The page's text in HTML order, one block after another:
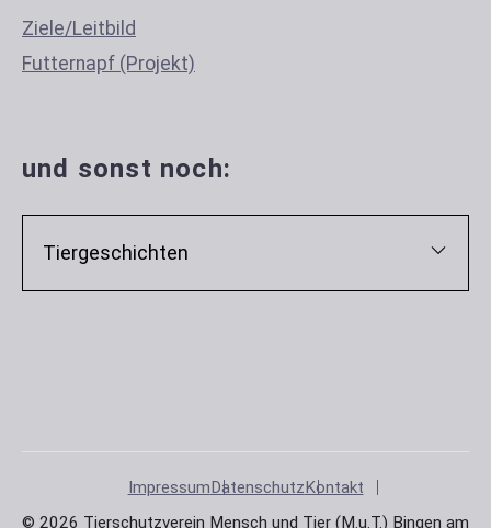
Ziele/Leitbild
Futternapf (Projekt)
und sonst noch:
Tiergeschichten
© 2026 Tierschutzverein Mensch und Tier (M.u.T.) Bingen am
ImpressumDatenschutzKontakt